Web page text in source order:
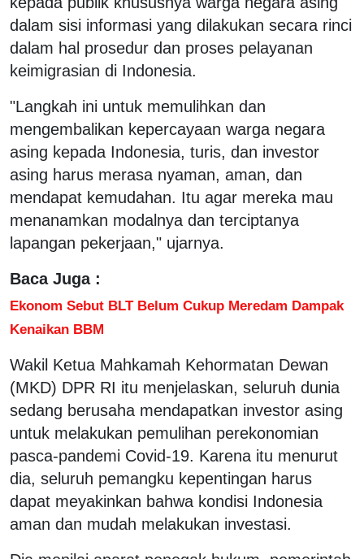
dalam sisi informasi yang dilakukan secara rinci
dalam hal prosedur dan proses pelayanan
keimigrasian di Indonesia.
"Langkah ini untuk memulihkan dan
mengembalikan kepercayaan warga negara
asing kepada Indonesia, turis, dan investor
asing harus merasa nyaman, aman, dan
mendapat kemudahan. Itu agar mereka mau
menanamkan modalnya dan terciptanya
lapangan pekerjaan," ujarnya.
Baca Juga :
Ekonom Sebut BLT Belum Cukup Meredam Dampak
Kenaikan BBM
Wakil Ketua Mahkamah Kehormatan Dewan
(MKD) DPR RI itu menjelaskan, seluruh dunia
sedang berusaha mendapatkan investor asing
untuk melakukan pemulihan perekonomian
pasca-pandemi Covid-19. Karena itu menurut
dia, seluruh pemangku kepentingan harus
dapat meyakinkan bahwa kondisi Indonesia
aman dan mudah melakukan investasi.